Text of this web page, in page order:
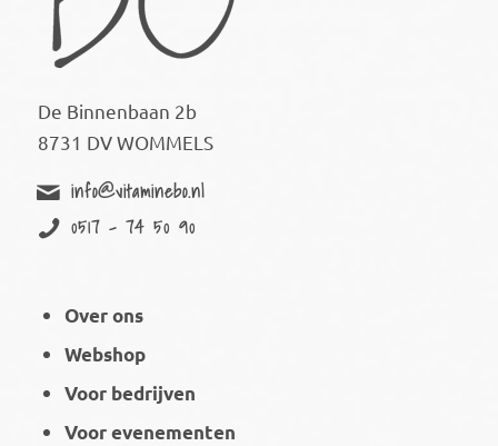
De Binnenbaan 2b
8731 DV WOMMELS
info@vitaminebo.nl
0517 - 74 50 90
Over ons
Webshop
Voor bedrijven
Voor evenementen